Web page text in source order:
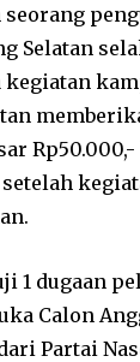
Selatan
1 dugaan
Calon
Partai